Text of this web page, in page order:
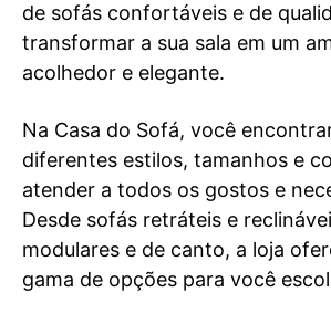
de sofás confortáveis e de
transformar a sua sala em um
acolhedor e elegante.
Na Casa do Sofá, você
diferentes estilos, tamanhos e
atender a todos os gostos e
Desde sofás retráteis e
modulares e de canto, a loja
gama de opções para você